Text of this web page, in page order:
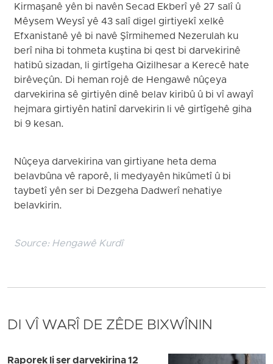
Kirmaşanê yên bi navên Secad Ekberî yê 27 salî û
Mêysem Weysî yê 43 salî digel girtiyekî xelkê
Efxanistanê yê bi navê Şîrmihemed Nezerulah ku
berî niha bi tohmeta kuştina bi qest bi darvekirinê
hatibû sizadan, li girtîgeha Qizilhesar a Kerecê hate
birêveçûn. Di heman rojê de Hengawê nûçeya
darvekirina sê girtiyên dinê belav kiribû û bi vî awayî
hejmara girtiyên hatinî darvekirin li vê girtîgehê giha
bi 9 kesan.
Nûçeya darvekirina van girtiyane heta dema
belavbûna vê raporê, li medyayên hikûmetî û bi
taybetî yên ser bi Dezgeha Dadwerî nehatiye
belavkirin.
Source: Hengawê Kurdî
DI VÎ WARÎ DE ZÊDE BIXWÎNIN
Raporek li ser darvekirina 12